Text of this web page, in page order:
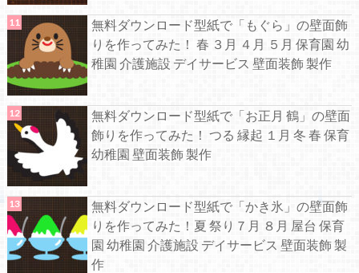
無料ダウンロード型紙で「もぐら」の壁面飾
りを作ってみた！ 春 ３月 ４月 ５月 保育園 幼
稚園 介護施設 デイサービス 壁面装飾 製作
無料ダウンロード型紙で「お正月 鶴」の壁面
飾りを作ってみた！ つる 縁起 １月 冬 春 保育
幼稚園 壁面装飾 製作
無料ダウンロード型紙で「かき氷」の壁面飾
りを作ってみた！夏 祭り７月 ８月 屋台 保育
園 幼稚園 介護施設 デイサービス 壁面装飾 製
作